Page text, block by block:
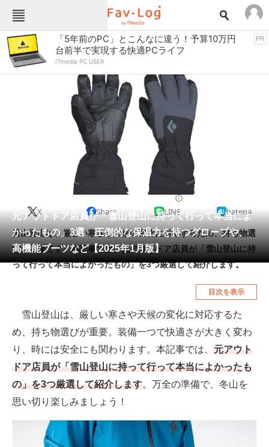
Fav-Logカテゴリー一覧
TOP アウトドア用品
インテリア・収納 おもちゃ・ホビー
キッチン家電
ゲーム
スイーツ・お菓子
スマホ・携帯電話
パソコン・タブレット ファッション
ペット 家電
工具・DIY 本・DVD・CD
生活家電 生活用品
腕時計 車・バイク
釣り具・釣り用品 食品・飲料・お酒
食器・グラス・カトラリー
メディア
注目記事を集めた総合ページ
ITの今と未来を見通す
「5年前のPC」とこんなに違う！予算10万円
台前半で実現する快適PCライフ
ITmedia PC USER
PR
元アウトドア店員が「雪山登山に持って行って本当によ
かったもの」3選 圧倒的な保温力を持つグローブや、
高機能ブーツなど【2025年1月版】
X Share LINE hatena
雪山登山は、厳しい寒さや天候の変化に対応するため、持ち物選
びが重要です。本記事では、元アウトドア店員が「雪山登山に持
って行って本当によかったもの」を3つ厳選して紹介します。
目次を表示
雪山登山は、厳しい寒さや天候の変化に対応するた
め、持ち物選びが重要。装備一つで快適さが大きく変わ
り、時には安全にも関わります。本記事では、 元アウト
ドア店員が「雪山登山に持って行って本当によかったも
の」を3つ厳選して紹介します。万全の準備で、冬山を
思い切り楽しみましょう！